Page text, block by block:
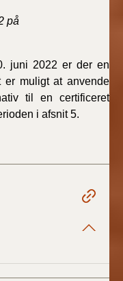
på
juni 2022 er der en
er muligt at anvende
til en certificeret
i afsnit 5.